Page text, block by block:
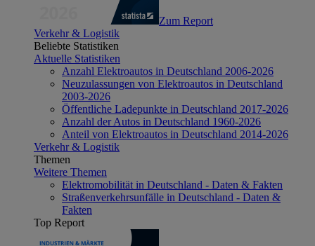
Zum Report
Verkehr & Logistik
Beliebte Statistiken
Aktuelle Statistiken
Anzahl Elektroautos in Deutschland 2006-2026
Neuzulassungen von Elektroautos in Deutschland
2003-2026
Öffentliche Ladepunkte in Deutschland 2017-2026
Anzahl der Autos in Deutschland 1960-2026
Anteil von Elektroautos in Deutschland 2014-2026
Verkehr & Logistik
Themen
Weitere Themen
Elektromobilität in Deutschland - Daten & Fakten
Straßenverkehrsunfälle in Deutschland - Daten &
Fakten
Top Report